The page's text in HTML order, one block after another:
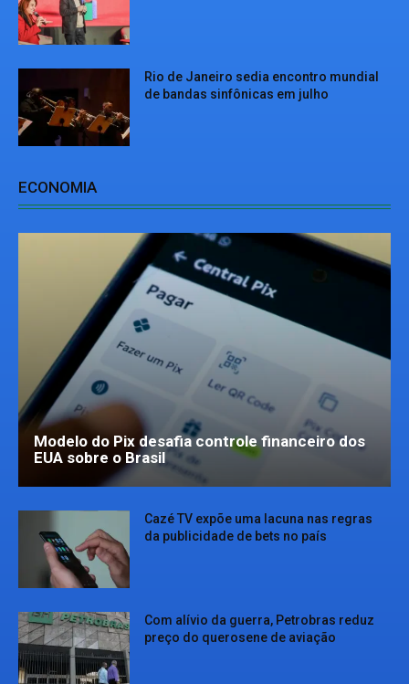
Rio de Janeiro sedia encontro mundial
de bandas sinfônicas em julho
ECONOMIA
Modelo do Pix desafia controle financeiro dos
EUA sobre o Brasil
Cazé TV expõe uma lacuna nas regras
da publicidade de bets no país
Com alívio da guerra, Petrobras reduz
preço do querosene de aviação